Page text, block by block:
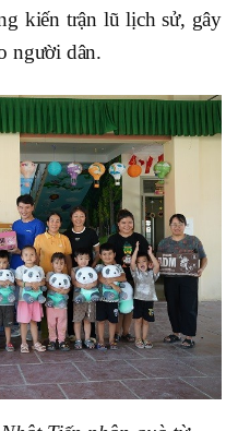
kiến trận lũ lịch sử, gây
người dân.